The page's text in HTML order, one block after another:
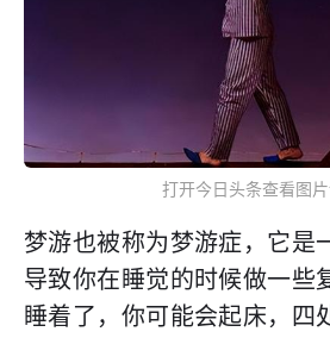
打开今日头条查看图
梦游也被称为梦游症，它是
导致你在睡觉的时候做一些
睡着了，你可能会起床，四